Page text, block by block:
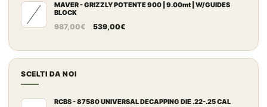
originale
89,00€.
attuale
84,00€.
MAVER - GRIZZLY POTENTE 900 | 9.00mt | W/GUIDES
BLOCK
987,00€
Il
originale
539,00€Il
attuale
SCELTI DA NOI
RCBS - 87580 UNIVERSAL DECAPPING DIE .22-.25 CAL